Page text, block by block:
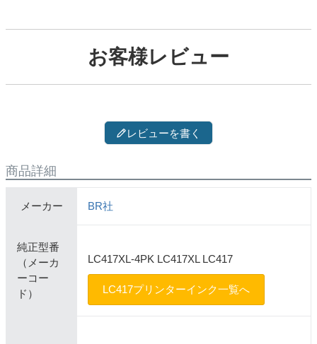
お客様レビュー
レビューを書く
商品詳細
メーカー BR社
純正型番
（メーカ
ーコー
ド）
LC417XL-4PK LC417XL LC417
LC417プリンターインク一覧へ